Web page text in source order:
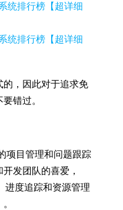
统排行榜【超详细
统排行榜【超详细
，因此对于追求免
错过。
项目管理和问题跟踪
发团队的喜爱，
进度追踪和资源管理